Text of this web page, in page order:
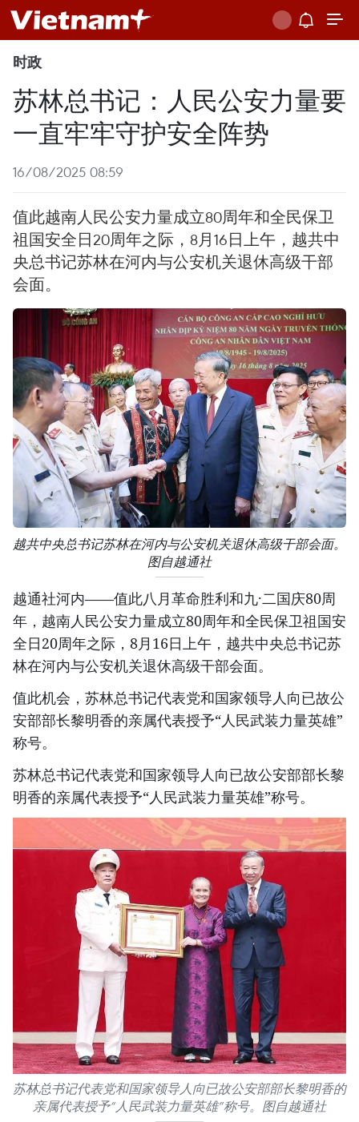
时政
苏林总书记：人民公安力量要
一直牢牢守护安全阵势
16/08/2025 08:59
值此越南人民公安力量成立80周年和全民保卫
祖国安全日20周年之际，8月16日上午，越共中
央总书记苏林在河内与公安机关退休高级干部
会面。
越共中央总书记苏林在河内与公安机关退休高级干部会面。
图自越通社
越通社河内——值此八月革命胜利和九·二国庆80周
年，越南人民公安力量成立80周年和全民保卫祖国安
全日20周年之际，8月16日上午，越共中央总书记苏
林在河内与公安机关退休高级干部会面。
值此机会，苏林总书记代表党和国家领导人向已故公
安部部长黎明香的亲属代表授予“人民武装力量英雄”
称号。
苏林总书记代表党和国家领导人向已故公安部部长黎
明香的亲属代表授予“人民武装力量英雄”称号。
苏林总书记代表党和国家领导人向已故公安部部长黎明香的
亲属代表授予“人民武装力量英雄”称号。图自越通社